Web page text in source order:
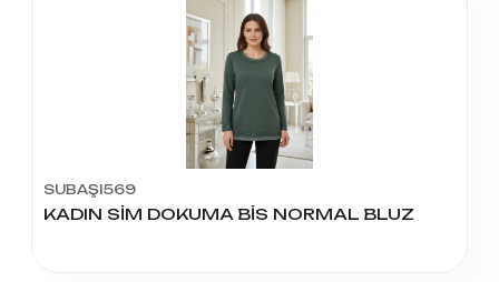
SUBAŞI569
KADIN SİM DOKUMA BİS NORMAL BLUZ